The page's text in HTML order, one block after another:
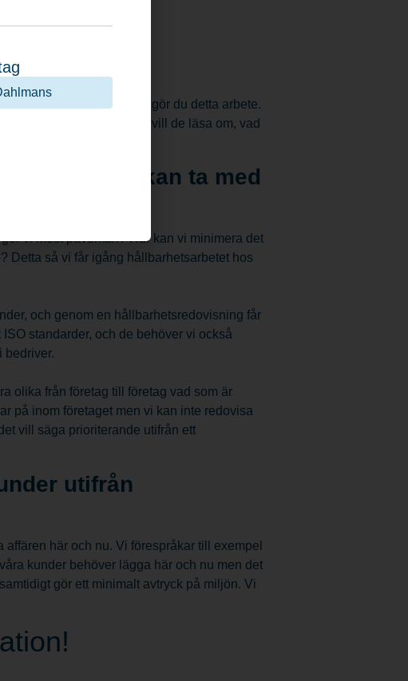
är syftet i det hela, varför gör du detta arbete.
i en redovisning vill de läsa om, vad
som du kan ta med
vi mest påverkan? Hur kan vi minimera det
Detta så vi får igång hållbarhetsarbetet hos
och genom en hållbarhetsredovisning får
standarder, och de behöver vi också
bedriver.
olika från företag till företag vad som är
på inom företaget men vi kan inte redovisa
vill säga prioriterande utifrån ett
utifrån
här och nu. Vi förespråkar till exempel
kunder behöver lägga här och nu men det
gör ett minimalt avtryck på miljön. Vi